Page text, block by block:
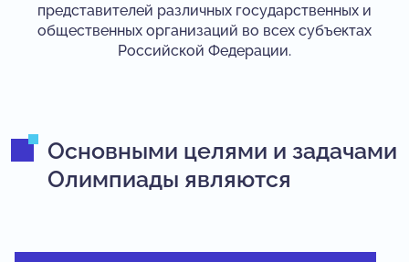
представителей различных государственных и
общественных организаций во всех субъектах
Российской Федерации.
Основными целями и задачами
Олимпиады являются